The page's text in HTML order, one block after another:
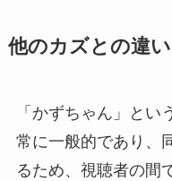
他のカズとの違い
「かずちゃん」とい
常に一般的であり、
るため、視聴者の間